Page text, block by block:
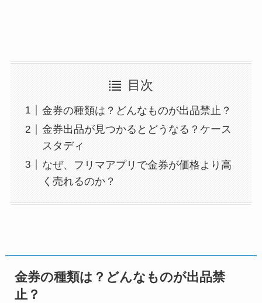
目次
金券の種類は？どんなものが出品禁止？
金券出品が見つかるとどうなる？ケース
スタディ
なぜ、フリマアプリで金券が価格より高
く売れるのか？
金券の種類は？どんなものが出品禁
止？